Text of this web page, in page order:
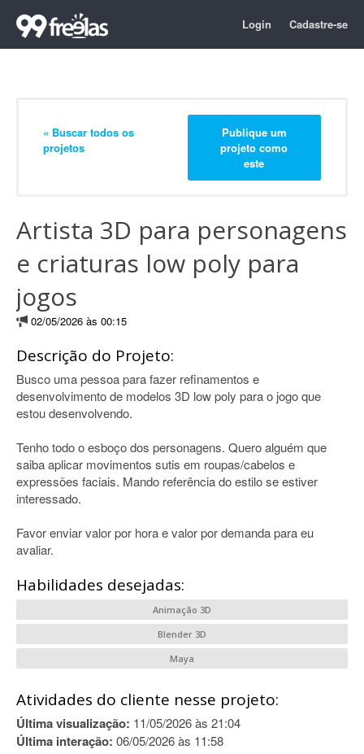
Login Cadastre-se
« Buscar todos os
projetos
Publique um
projeto como
este
Artista 3D para personagens
e criaturas low poly para
jogos
02/05/2026 às 00:15
Descrição do Projeto:
Busco uma pessoa para fazer refinamentos e
desenvolvimento de modelos 3D low poly para o jogo que
estou desenvolvendo.
Tenho todo o esboço dos personagens. Quero alguém que
saiba aplicar movimentos sutis em roupas/cabelos e
expressões faciais. Mando referência do estilo se estiver
interessado.
Favor enviar valor por hora e valor por demanda para eu
avaliar.
Habilidades desejadas:
Animação 3D
Blender 3D
Maya
Atividades do cliente nesse projeto:
Última visualização: 11/05/2026 às 21:04
Última interação: 06/05/2026 às 11:58